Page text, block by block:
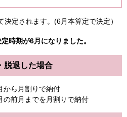
定されます。(6月本算定で決定）
時期が6月になりました。
脱退した場合
から月割りで納付
前月までを月割りで納付